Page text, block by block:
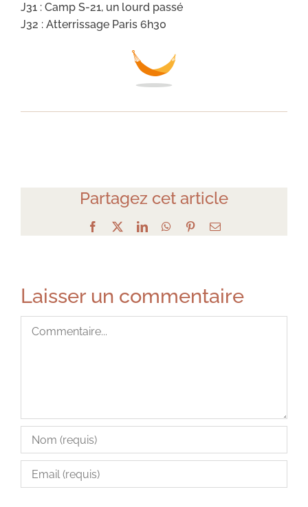
J31 : Camp S-21, un lourd passé
J32 : Atterrissage Paris 6h30
Partagez cet article
Facebook LinkedInWhatsApp
PinterestEmail
Laisser un commentaire